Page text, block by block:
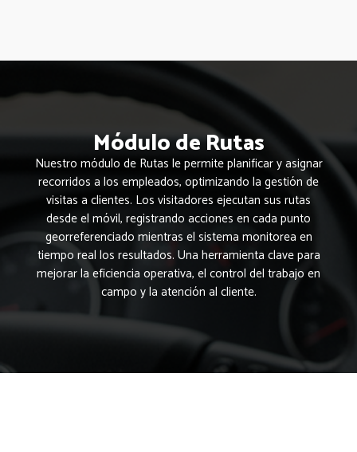
Módulo de Rutas
Nuestro módulo de Rutas le permite planificar y asignar
recorridos a los empleados, optimizando la gestión de
visitas a clientes. Los visitadores ejecutan sus rutas
desde el móvil, registrando acciones en cada punto
georreferenciado mientras el sistema monitorea en
tiempo real los resultados. Una herramienta clave para
mejorar la eficiencia operativa, el control del trabajo en
campo y la atención al cliente.